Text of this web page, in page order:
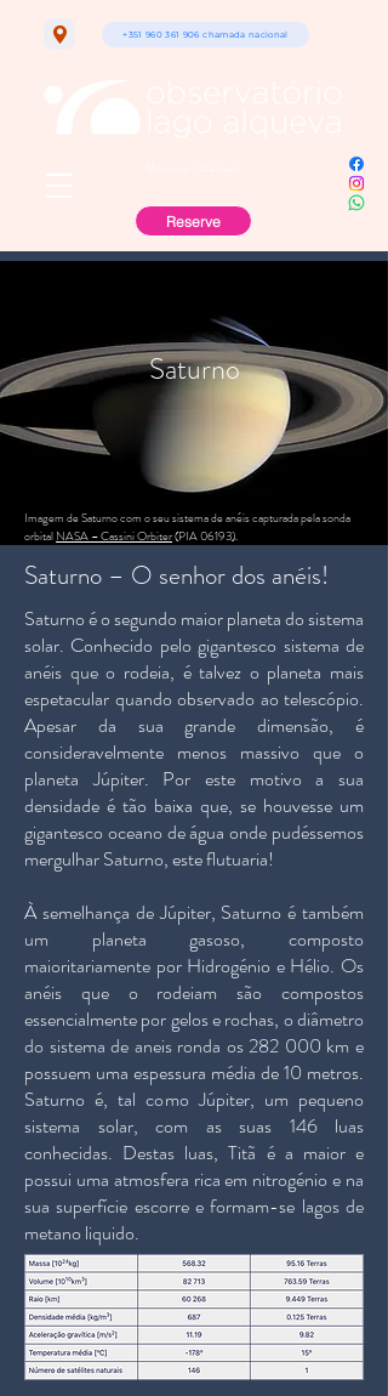
Reserve
+351 960 361 906 chamada nacional
Saturno
Imagem de Saturno com o seu sistema de anéis capturada pela sonda
orbital NASA – Cassini Orbiter(PIA 06193).
Saturno – O senhor dos anéis!
Saturno é o segundo maior planeta do sistema
solar. Conhecido pelo gigantesco sistema de
anéis que o rodeia, é talvez o planeta mais
espetacular quando observado ao telescópio.
Apesar da sua grande dimensão, é
consideravelmente menos massivo que o
planeta Júpiter. Por este motivo a sua
densidade é tão baixa que, se houvesse um
gigantesco oceano de água onde pudéssemos
mergulhar Saturno, este flutuaria!
À semelhança de Júpiter, Saturno é também
um planeta gasoso, composto
maioritariamente por Hidrogénio e Hélio. Os
anéis que o rodeiam são compostos
essencialmente por gelos e rochas, o diâmetro
do sistema de aneis ronda os 282 000 km e
possuem uma espessura média de 10 metros.
Saturno é, tal como Júpiter, um pequeno
sistema solar, com as suas 146 luas
conhecidas. Destas luas, Titã é a maior e
possui uma atmosfera rica em nitrogénio e na
sua superfície escorre e formam-se lagos de
metano liquido.